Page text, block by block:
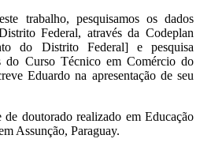
trabalho, pesquisamos os dados
Federal, através da Codeplan
do Distrito Federal] e pesquisa
do Curso Técnico em Comércio do
Eduardo na apresentação de seu
de doutorado realizado em Educação
Assunção, Paraguay.